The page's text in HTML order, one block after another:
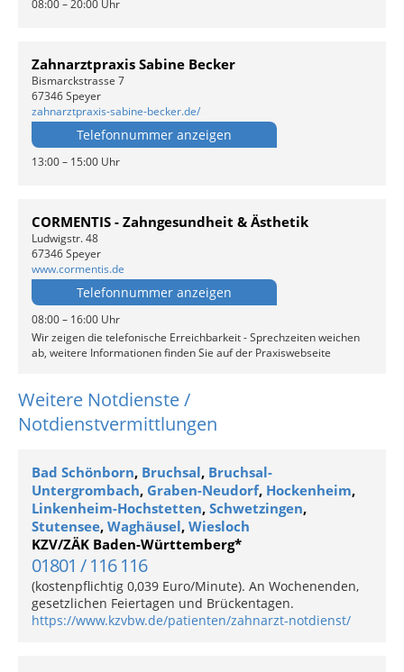
08:00 – 20:00 Uhr
Zahnarztpraxis Sabine Becker
Bismarckstrasse 7
67346 Speyer
zahnarztpraxis-sabine-becker.de/
Telefonnummer anzeigen
13:00 – 15:00 Uhr
CORMENTIS - Zahngesundheit & Ästhetik
Ludwigstr. 48
67346 Speyer
www.cormentis.de
Telefonnummer anzeigen
08:00 – 16:00 Uhr
Wir zeigen die telefonische Erreichbarkeit - Sprechzeiten weichen
ab, weitere Informationen finden Sie auf der Praxiswebseite
Weitere Notdienste /
Notdienstvermittlungen
Bad Schönborn, Bruchsal, Bruchsal-
Untergrombach, Graben-Neudorf, Hockenheim,
Linkenheim-Hochstetten, Schwetzingen,
Stutensee, Waghäusel, Wiesloch
KZV/ZÄK Baden-Württemberg*
01801 / 116 116
(kostenpflichtig 0,039 Euro/Minute). An Wochenenden,
gesetzlichen Feiertagen und Brückentagen.
https://www.kzvbw.de/patienten/zahnarzt-notdienst/